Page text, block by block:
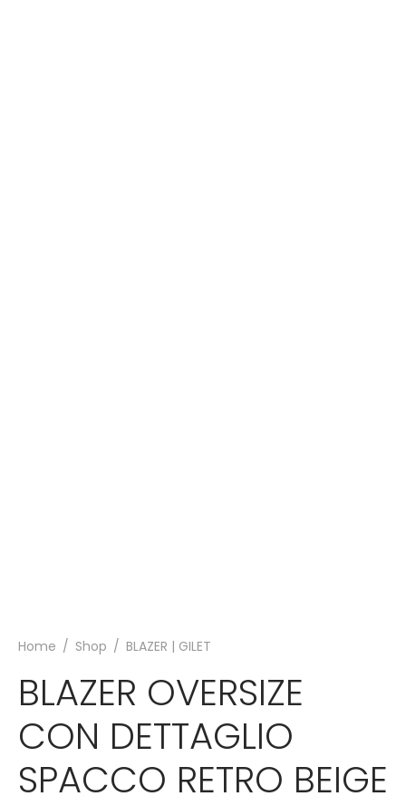
Home / Shop / BLAZER | GILET
BLAZER OVERSIZE
CON DETTAGLIO
SPACCO RETRO BEIGE